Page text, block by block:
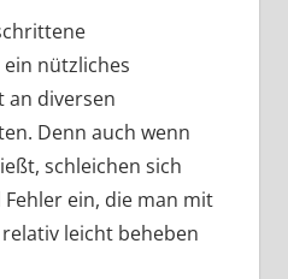
nützliches
an diversen
Denn auch wenn
schleichen sich
ein, die man mit
leicht beheben